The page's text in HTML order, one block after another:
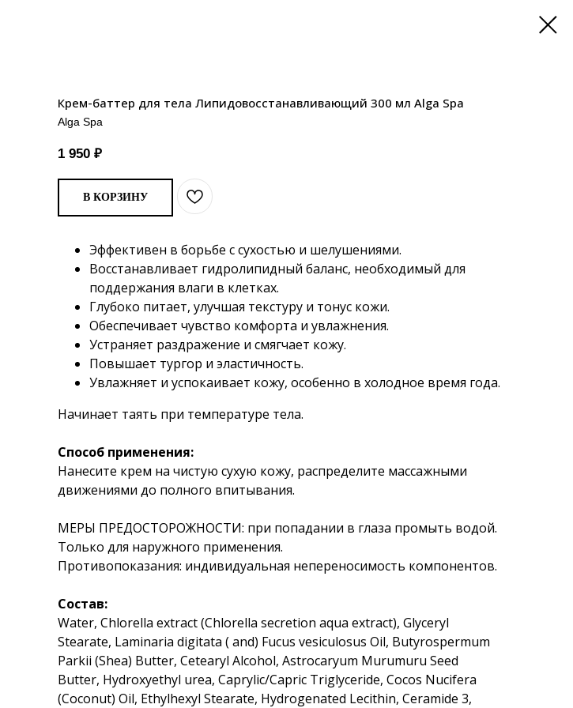
Крем-баттер для тела Липидовосстанавливающий 300 мл Alga Spa
Alga Spa
1 950 ₽
В КОРЗИНУ
Эффективен в борьбе с сухостью и шелушениями.
Восстанавливает гидролипидный баланс, необходимый для
поддержания влаги в клетках.
Глубоко питает, улучшая текстуру и тонус кожи.
Обеспечивает чувство комфорта и увлажнения.
Устраняет раздражение и смягчает кожу.
Повышает тургор и эластичность.
Увлажняет и успокаивает кожу, особенно в холодное время года.
Начинает таять при температуре тела.
Способ применения:
Нанесите крем на чистую сухую кожу, распределите массажными
движениями до полного впитывания.
МЕРЫ ПРЕДОСТОРОЖНОСТИ: при попадании в глаза промыть водой.
Только для наружного применения.
Противопоказания: индивидуальная непереносимость компонентов.
Состав:
Water, Chlorella extract (Chlorella secretion aqua extract), Glyceryl
Stearate, Laminaria digitata ( and) Fucus vesiculosus Oil, Butyrospermum
Parkii (Shea) Butter, Cetearyl Alcohol, Astrocaryum Murumuru Seed
Butter, Hydroxyethyl urea, Caprylic/Capric Triglyceride, Cocos Nucifera
(Coconut) Oil, Ethylhexyl Stearate, Hydrogenated Lecithin, Ceramide 3,